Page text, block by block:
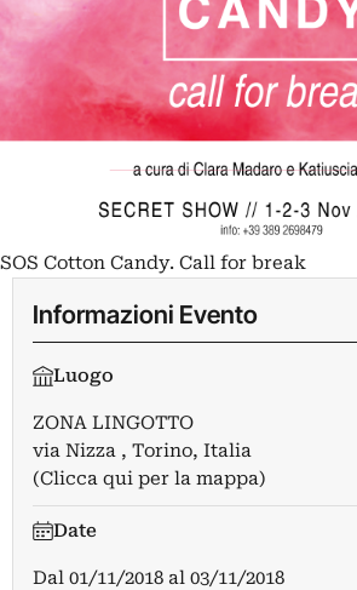
SOS Cotton Candy. Call for break
Informazioni Evento
Luogo
ZONA LINGOTTO
via Nizza , Torino, Italia
(Clicca qui per la mappa)
Date
Dal 01/11/2018 al 03/11/2018